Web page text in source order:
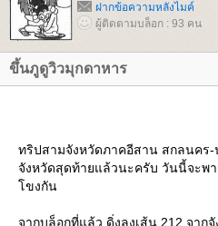
ฝากข้อความหลังไมค์
ผู้ติดตามบล็อก : 93 คน
ขึ้นภูดูวิวมุกดาหาร
ทริปสามจังหวัดภาคอีสาน สกลนคร
จังหวัดสุดท้ายแล้วนะครับ วันนี้จะพ
ขงกัน
จากบล็อกที่แล้ว ดิ่งลงเส้น 212 จาก